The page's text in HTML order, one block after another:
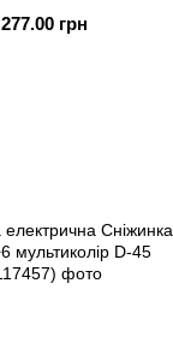
277.00 грн